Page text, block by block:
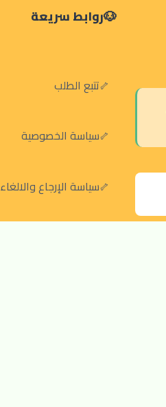
روابط سريعة
تتبع الطلب
سياسة الخصوصية
سياسة الإرجاع والالغاء